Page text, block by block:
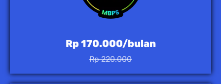
Rp 170.000/bulan
Rp 220.000